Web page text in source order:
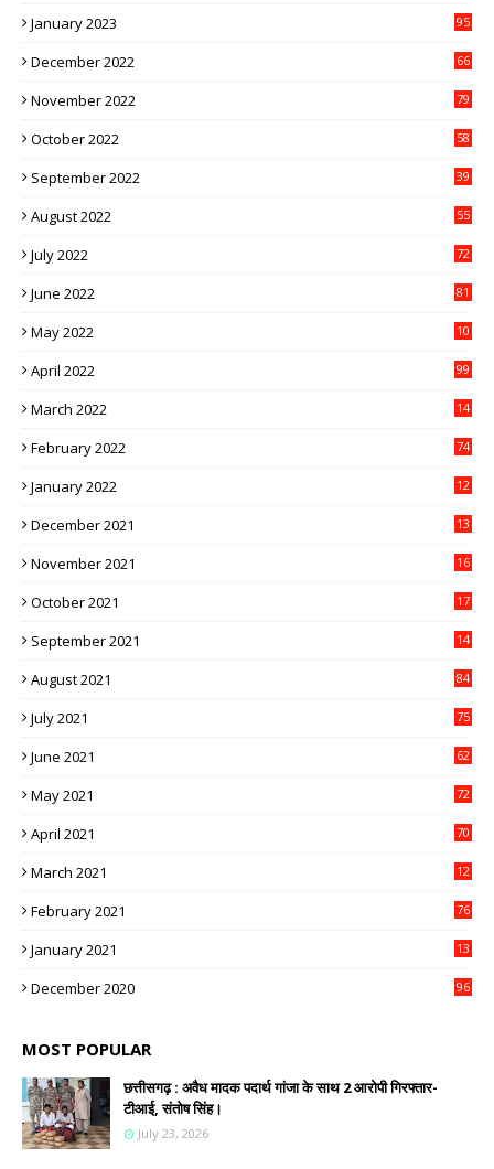
January 2023 95
December 2022 66
November 2022 79
October 2022 58
September 2022 39
August 2022 55
July 2022 72
June 2022 81
May 2022
10
April 2022 99
March 2022
14
February 2022 74
January 2022
12
December 2021
13
November 2021
16
October 2021
17
September 2021
14
August 2021 84
July 2021 75
June 2021 62
May 2021 72
April 2021 70
March 2021
12
February 2021 76
January 2021
13
December 2020 96
MOST POPULAR
छत्तीसगढ़ : अवैध मादक पदार्थ गांजा के साथ 2 आरोपी गिरफ्तार-
टीआई, संतोष सिंह।
July 23, 2026